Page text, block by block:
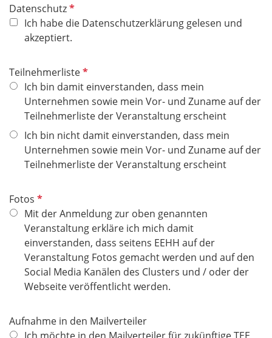
DatenschutzP
f
l
h
t
f
e
l
d
Ich habe die Datenschutzerklärung gelesen und
akzeptiert.
TeilnehmerlisteP
f
l
i
t
d
Ich bin damit einverstanden, dass mein
Unternehmen sowie mein Vor- und Zuname auf der
Teilnehmerliste der Veranstaltung erscheint
Ich bin nicht damit einverstanden, dass mein
Unternehmen sowie mein Vor- und Zuname auf der
Teilnehmerliste der Veranstaltung erscheint
Fotos P
f
l
i
c
h
t
e
l
Mit der Anmeldung zur oben genannten
Veranstaltung erkläre ich mich damit
einverstanden, dass seitens EEHH auf der
Veranstaltung Fotos gemacht werden und auf den
Social Media Kanälen des Clusters und / oder der
Webseite veröffentlicht werden.
Aufnahme in den Mailverteiler